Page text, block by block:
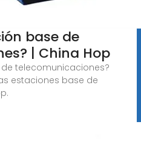
base de
| China Hop
telecomunicaciones?
estaciones base de